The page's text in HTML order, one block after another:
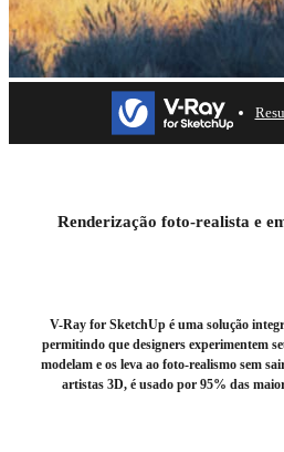
Renderização profissional para
Renderização foto-realista e
V-Ray for SketchUp é uma solução
permitindo que designers experimentem
modelam e os leva ao foto-realismo sem
artistas 3D, é usado por 95% das